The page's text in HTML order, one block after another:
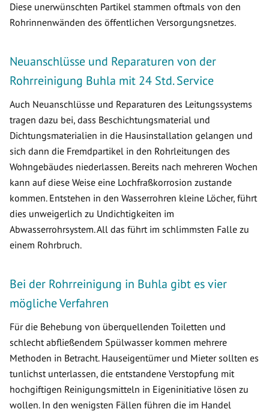
Diese unerwünschten Partikel stammen oftmals von den
Rohrinnenwänden des öffentlichen Versorgungsnetzes.
Neuanschlüsse und Reparaturen von der
Rohrreinigung Buhla mit 24 Std. Service
Auch Neuanschlüsse und Reparaturen des Leitungssystems
tragen dazu bei, dass Beschichtungsmaterial und
Dichtungsmaterialien in die Hausinstallation gelangen und
sich dann die Fremdpartikel in den Rohrleitungen des
Wohngebäudes niederlassen. Bereits nach mehreren Wochen
kann auf diese Weise eine Lochfraßkorrosion zustande
kommen. Entstehen in den Wasserrohren kleine Löcher, führt
dies unweigerlich zu Undichtigkeiten im
Abwasserrohrsystem. All das führt im schlimmsten Falle zu
einem Rohrbruch.
Bei der Rohrreinigung in Buhla gibt es vier
mögliche Verfahren
Für die Behebung von überquellenden Toiletten und
schlecht abfließendem Spülwasser kommen mehrere
Methoden in Betracht. Hauseigentümer und Mieter sollten es
tunlichst unterlassen, die entstandene Verstopfung mit
hochgiftigen Reinigungsmitteln in Eigeninitiative lösen zu
wollen. In den wenigsten Fällen führen die im Handel